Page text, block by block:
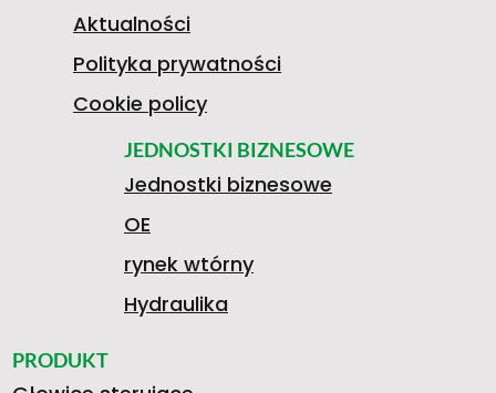
G
4
1
7
L
0
W
A
H
E
VA
JEDNOSTKI BIZNESOWE
Jednostki biznesowe
OE
rynek wtórny
Hydraulika
PRODUKT
Aktualności
Polityka prywatności
Cookie policy